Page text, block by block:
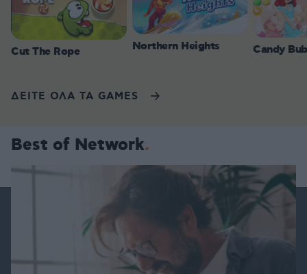
Cut The Rope Northern Heights Candy
ΔΕΙΤΕ ΟΛΑ ΤΑ GAMES
Best of Network